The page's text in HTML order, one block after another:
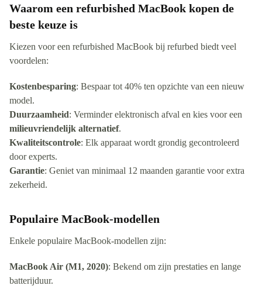
Waarom een refurbished MacBook kopen de
beste keuze is
Kiezen voor een refurbished MacBook bij refurbed biedt veel
voordelen:
Kostenbesparing: Bespaar tot 40% ten opzichte van een nieuw
model.
Duurzaamheid: Verminder elektronisch afval en kies voor een
milieuvriendelijk alternatief.
Kwaliteitscontrole: Elk apparaat wordt grondig gecontroleerd
door experts.
Garantie: Geniet van minimaal 12 maanden garantie voor extra
zekerheid.
Populaire MacBook-modellen
Enkele populaire MacBook-modellen zijn:
MacBook Air (M1, 2020): Bekend om zijn prestaties en lange
batterijduur.